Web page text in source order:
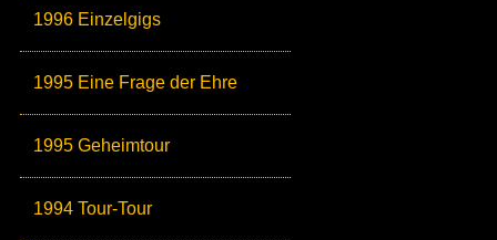
1996 Einzelgigs
1995 Eine Frage der Ehre
1995 Geheimtour
1994 Tour-Tour